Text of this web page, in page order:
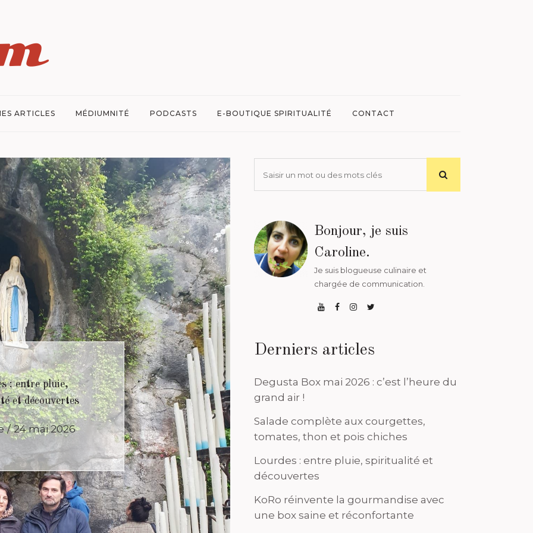
ARTICLES MÉDIUMNITÉ PODCASTS E-BOUTIQUE SPIRITUALITÉ CONTACT
KoRo réinvente la
gourmandise avec une box
saine et réconfortante
Caroline 24 mai 2026
Bonjour, je suis
Caroline.
Je suis blogueuse culinaire et
chargée de communication.
Derniers articles
Degusta Box mai 2026 : c’est l’heure du
grand air !
Salade complète aux courgettes,
tomates, thon et pois chiches
Lourdes : entre pluie, spiritualité et
découvertes
KoRo réinvente la gourmandise avec
une box saine et réconfortante